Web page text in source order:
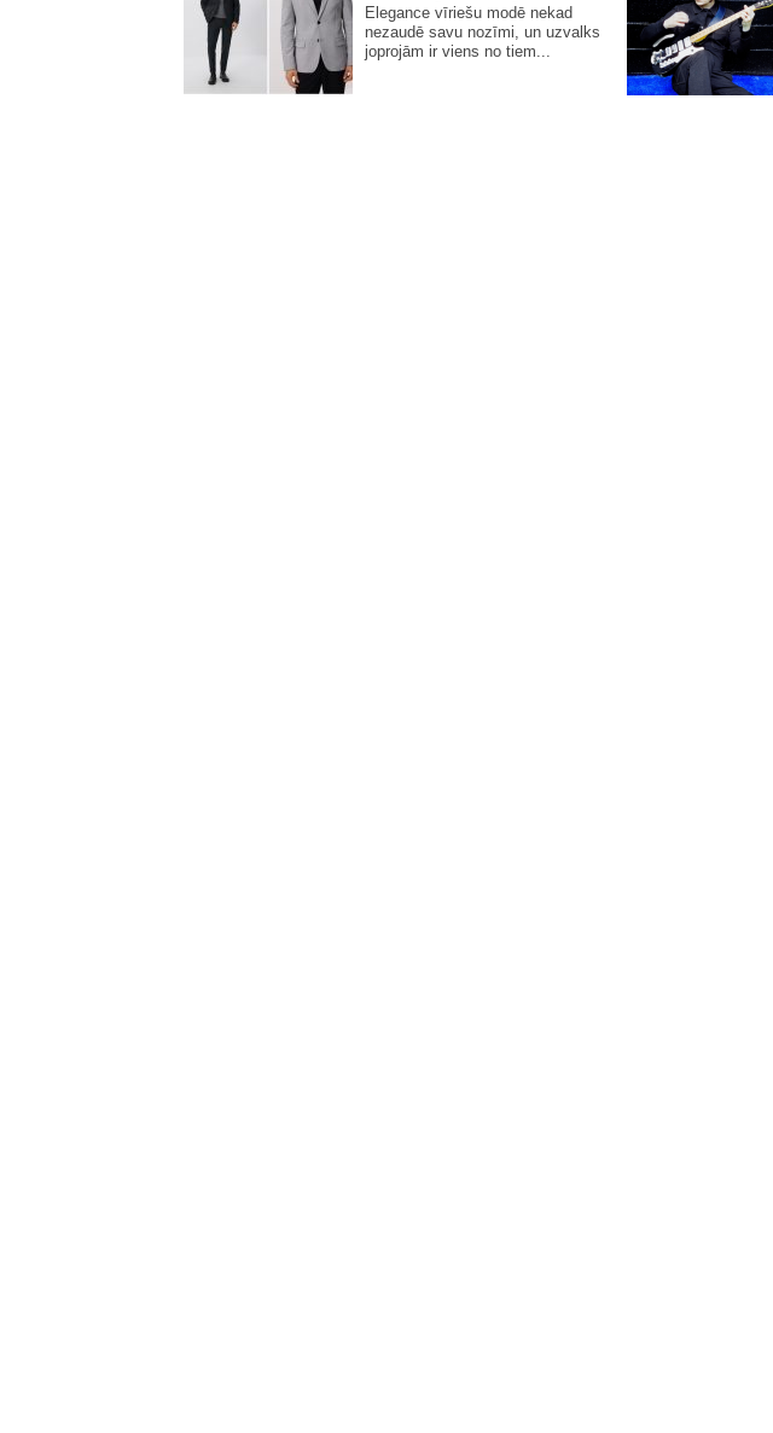
Elegance vīriešu modē nekad
nezaudē savu nozīmi, un uzvalks
joprojām ir viens no tiem...